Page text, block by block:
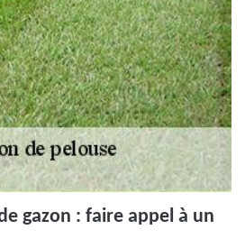
gazon : faire appel à un